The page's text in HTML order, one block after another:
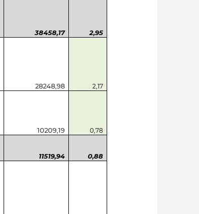
38458,17 2,95
28248,98 2,17
10209,19 0,78
11519,94 0,88